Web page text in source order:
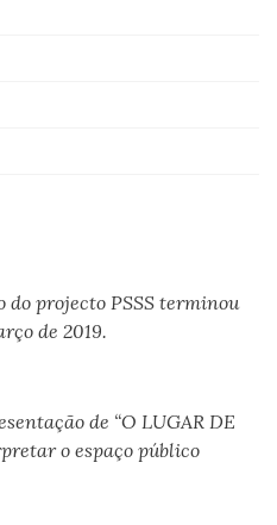
do projecto PSSS terminou
de 2019.
de “O LUGAR DE
o espaço público